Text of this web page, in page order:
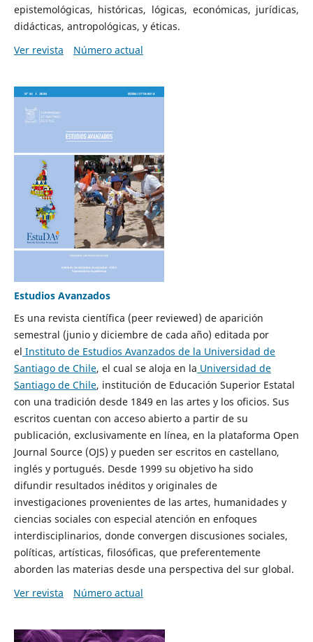
epistemológicas, históricas, lógicas, económicas, jurídicas,
didácticas, antropológicas, y éticas.
Ver revista
Número actual
Estudios Avanzados
Es una revista científica (peer reviewed) de aparición
semestral (junio y diciembre de cada año) editada por
el Instituto de Estudios Avanzados de la Universidad de
Santiago de Chile, el cual se aloja en la Universidad de
Santiago de Chile, institución de Educación Superior Estatal
con una tradición desde 1849 en las artes y los oficios. Sus
escritos cuentan con acceso abierto a partir de su
publicación, exclusivamente en línea, en la plataforma Open
Journal Source (OJS) y pueden ser escritos en castellano,
inglés y portugués. Desde 1999 su objetivo ha sido
difundir resultados inéditos y originales de
investigaciones provenientes de las artes, humanidades y
ciencias sociales con especial atención en enfoques
interdisciplinarios, donde convergen discusiones sociales,
políticas, artísticas, filosóficas, que preferentemente
aborden las materias desde una perspectiva del sur global.
Ver revista
Número actual